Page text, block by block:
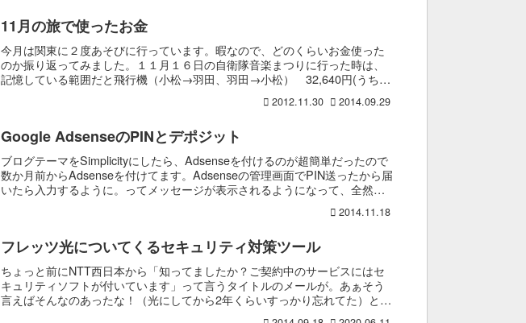
11月の旅で使ったお金
今月は関東に２度あそびに行っています。暇なので、どのくらいお金使った
のか振り返ってみました。１１月１６日の自衛隊音楽まつりに行った時は、
記憶している範囲だと飛行機（小松→羽田、羽田→小松） 32,640円(うち
2012.11.30 2014.09.29
Google AdsenseのPINとデポジット
ブログテーマをSimplicityにしたら、Adsenseを付けるのが超簡単だったので
数か月前からAdsenseを付けてます。Adsenseの管理画面でPIN送ったから届
いたら入力するように。ってメッセージが表示されるようになって、全然届
2014.11.18
フレッツ光についてくるセキュリティ対策ツール
ちょっと前にNTT西日本から「知ってましたか？ご契約中のサービスにはセ
キュリティソフトが付いています」って言うタイトルのメールが。あぁそう
言えばそんなのあったな！（光にしてから2年くらいすっかり忘れてた）と言